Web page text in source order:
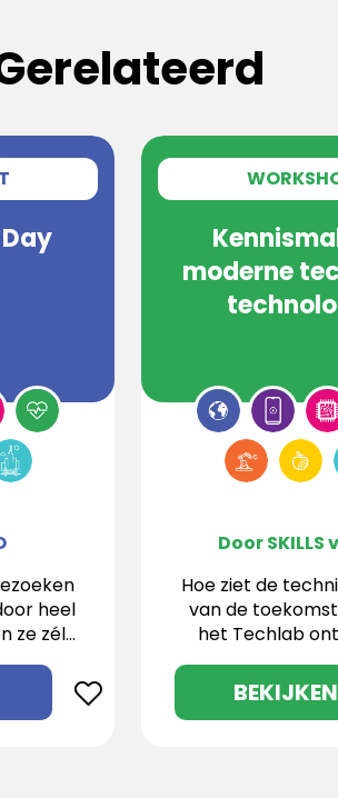
heel
ze zélf
en
moderne
Door SKILLS
Hoe ziet de
van de
het Techlab
leerlingen het
ontwerpen,
BEKIJKEN